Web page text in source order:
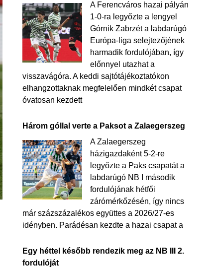
A Ferencváros hazai pályán
1-0-ra legyőzte a lengyel
Górnik Zabrzét a labdarúgó
Európa-liga selejtezőjének
harmadik fordulójában, így
előnnyel utazhat a
visszavágóra. A keddi sajtótájékoztatókon
elhangzottaknak megfelelően mindkét csapat
óvatosan kezdett
Három góllal verte a Paksot a Zalaegerszeg
A Zalaegerszeg
házigazdaként 5-2-re
legyőzte a Paks csapatát a
labdarúgó NB I második
fordulójának hétfői
zárómérkőzésén, így nincs
már százszázalékos együttes a 2026/27-es
idényben. Parádésan kezdte a hazai csapat a
Egy héttel később rendezik meg az NB III 2.
fordulóját